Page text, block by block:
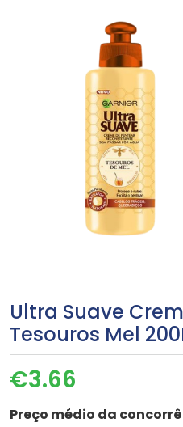
Ultra Suave
Tesouros Mel
€3.66
Preço médio da